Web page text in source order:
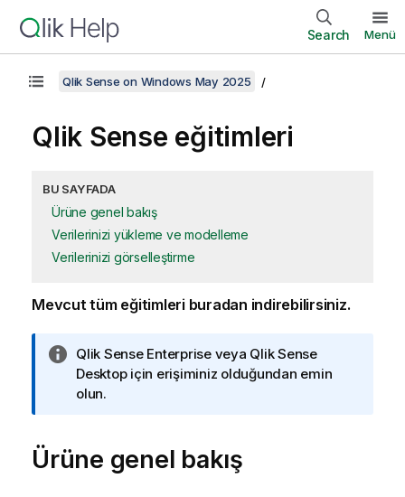
Search Menü
Qlik Sense on Windows May 2025
Qlik Sense eğitimleri
BU SAYFADA
Ürüne genel bakış
Verilerinizi yükleme ve modelleme
Verilerinizi görselleştirme
Mevcut tüm eğitimleri buradan indirebilirsiniz.
B
i
l
n
o
Qlik Sense Enterpriseveya Qlik Sense
Desktopiçin erişiminiz olduğundan emin
olun.
Ürüne genel bakış